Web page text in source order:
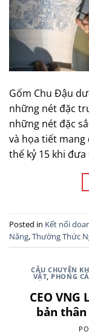
Gốm Chu Đậu
những nét đặc
những nét đặc
và họa tiết mang
thế kỷ 15 khi
Posted in Kết nối
Năng,Thường Thức
CÂU CHUYỆN
VẬT, PHONG
CEO
bản